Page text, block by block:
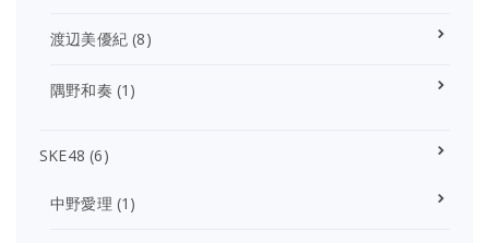
渡辺美優紀 (8)
隅野和奏 (1)
SKE48 (6)
中野愛理 (1)